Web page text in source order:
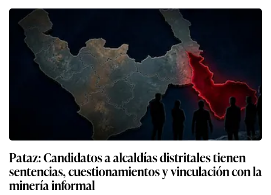
Pataz: Candidatos a alcaldías distritales tienen
sentencias, cuestionamientos y vinculación con la
minería informal